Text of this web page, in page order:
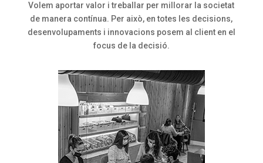
Volem aportar valor i treballar per millorar la societat
de manera contínua. Per això, en totes les decisions,
desenvolupaments i innovacions posem al client en el
focus de la decisió.